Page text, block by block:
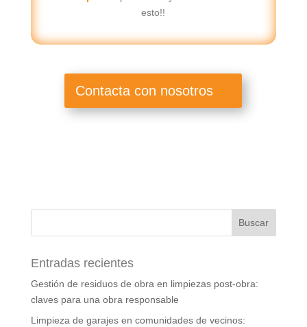
esto!!
Contacta con nosotros
Entradas recientes
Gestión de residuos de obra en limpiezas post-obra:
claves para una obra responsable
Limpieza de garajes en comunidades de vecinos: